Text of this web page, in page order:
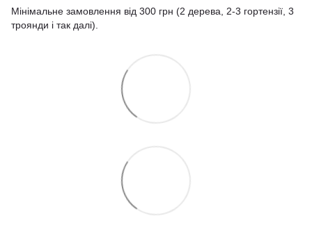
Мінімальне замовлення від 300 грн (2 дерева, 2-3 гортензії, 3
троянди і так далі).